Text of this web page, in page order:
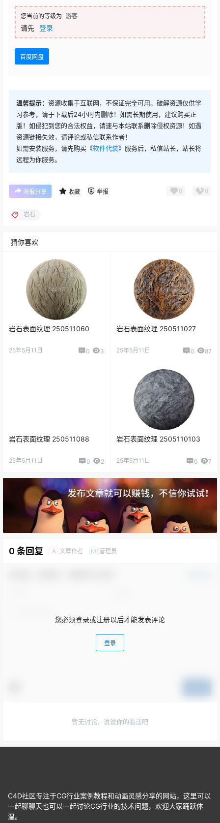
您当前的等级为 游客
请先 登录
百度网盘
温馨提示： 资源收集于互联网，不保证完全可用。破解资源仅供学
习参考，请于下载后24小时内删除！如需长期使用，建议购买正
版！如侵犯到您的合法权益，请速与本站联系删除侵权资源！如遇
资源链接失效，请评论或私信联系作者！
如需安装服务，请先购买《软件代装》服务后，私信站长，站长将
远程为你服务。
海报分享 收藏 举报 0 0
岩石
猜你喜欢
岩石表面纹理 250511060
25年5月11日 0 3
岩石表面纹理 250511027
25年5月11日 0 87
岩石表面纹理 250511088
25年5月11日 0 2
岩石表面纹理 2505110103
25年5月11日 0 7
0 条回复 A 文章作者 M 管理员
您必须登录或注册以后才能发表评论
登录
暂无讨论，说说你的看法吧
C4D社区专注于CG行业案例教程和动画灵感分享的网站，这里可以
一起聊聊天也可以一起讨论CG行业的技术问题，欢迎大家踊跃体
温。